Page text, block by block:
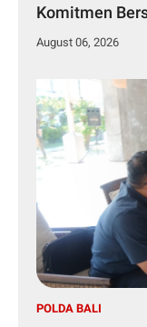
Komitmen
August 06, 2026
POLDA BALI